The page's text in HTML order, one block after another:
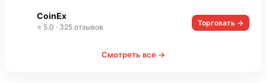
CoinEx
⭐ 5.0 · 325 отзывов Торговать →
Смотреть все →